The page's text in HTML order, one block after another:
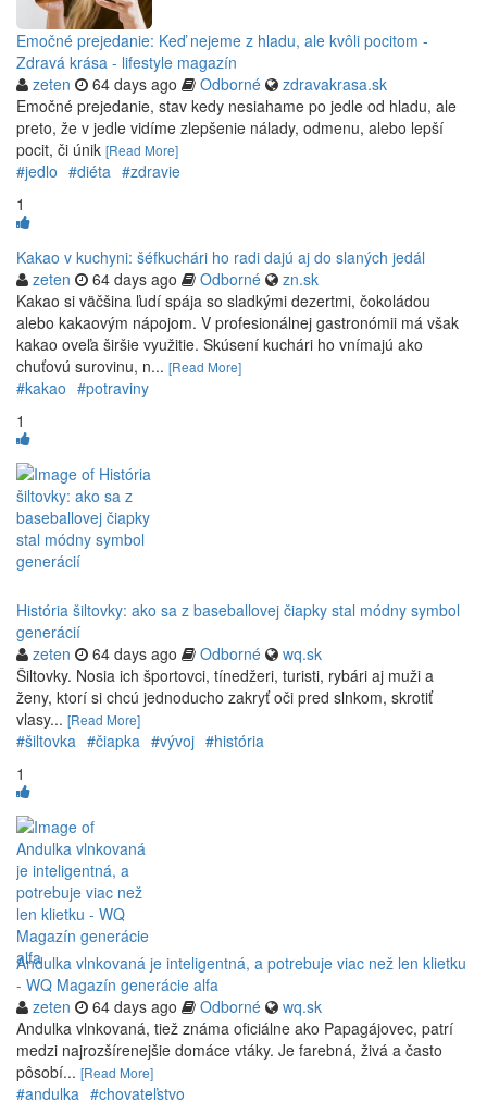
Emočné prejedanie: Keď nejeme z hladu, ale kvôli pocitom -
Zdravá krása - lifestyle magazín
zeten
64 days ago Odborné
zdravakrasa.sk
Emočné prejedanie, stav kedy nesiahame po jedle od hladu, ale
preto, že v jedle vidíme zlepšenie nálady, odmenu, alebo lepší
pocit, či únik [Read More]
#jedlo #diéta #zdravie
1
Kakao v kuchyni: šéfkuchári ho radi dajú aj do slaných jedál
zeten
64 days ago Odborné
zn.sk
Kakao si väčšina ľudí spája so sladkými dezertmi, čokoládou
alebo kakaovým nápojom. V profesionálnej gastronómii má však
kakao oveľa širšie využitie. Skúsení kuchári ho vnímajú ako
chuťovú surovinu, n... [Read More]
#kakao #potraviny
1
História šiltovky: ako sa z baseballovej čiapky stal módny symbol
generácií
zeten
64 days ago Odborné
wq.sk
Šiltovky. Nosia ich športovci, tínedžeri, turisti, rybári aj muži a
ženy, ktorí si chcú jednoducho zakryť oči pred slnkom, skrotiť
vlasy... [Read More]
#šiltovka #čiapka #vývoj #história
1
Andulka vlnkovaná je inteligentná, a potrebuje viac než len klietku
- WQ Magazín generácie alfa
zeten
64 days ago Odborné
wq.sk
Andulka vlnkovaná, tiež známa oficiálne ako Papagájovec, patrí
medzi najrozšírenejšie domáce vtáky. Je farebná, živá a často
pôsobí... [Read More]
#andulka #chovateľstvo